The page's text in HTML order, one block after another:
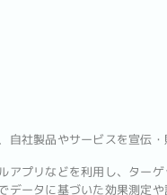
社製品やサービスを宣伝・
プリなどを利用し、ター
ータに基づいた効果測定